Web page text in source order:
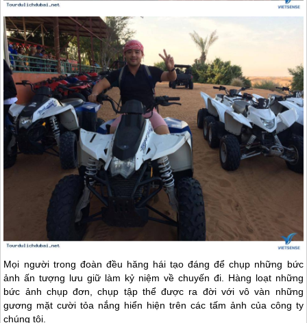
Mọi người trong đoàn đều hăng hái tạo đáng để chụp những bức
ảnh ấn tượng lưu giữ làm kỷ niệm về chuyến đi. Hàng loạt những
bức ảnh chụp đơn, chụp tập thể được ra đời với vô vàn những
gương mặt cười tỏa nắng hiển hiện trên các tấm ảnh của công ty
chúng tôi.